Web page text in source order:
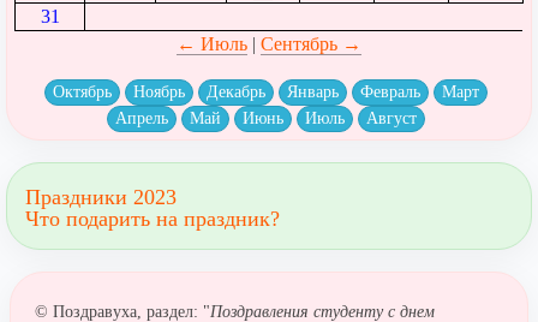
31
← Июль| Сентябрь →
Октябрь Ноябрь Декабрь Январь Февраль
Март
Апрель
Май Июнь Июль Август
Праздники 2023
Что подарить на праздник?
© Поздравуха, раздел: "Поздравления студенту с днем